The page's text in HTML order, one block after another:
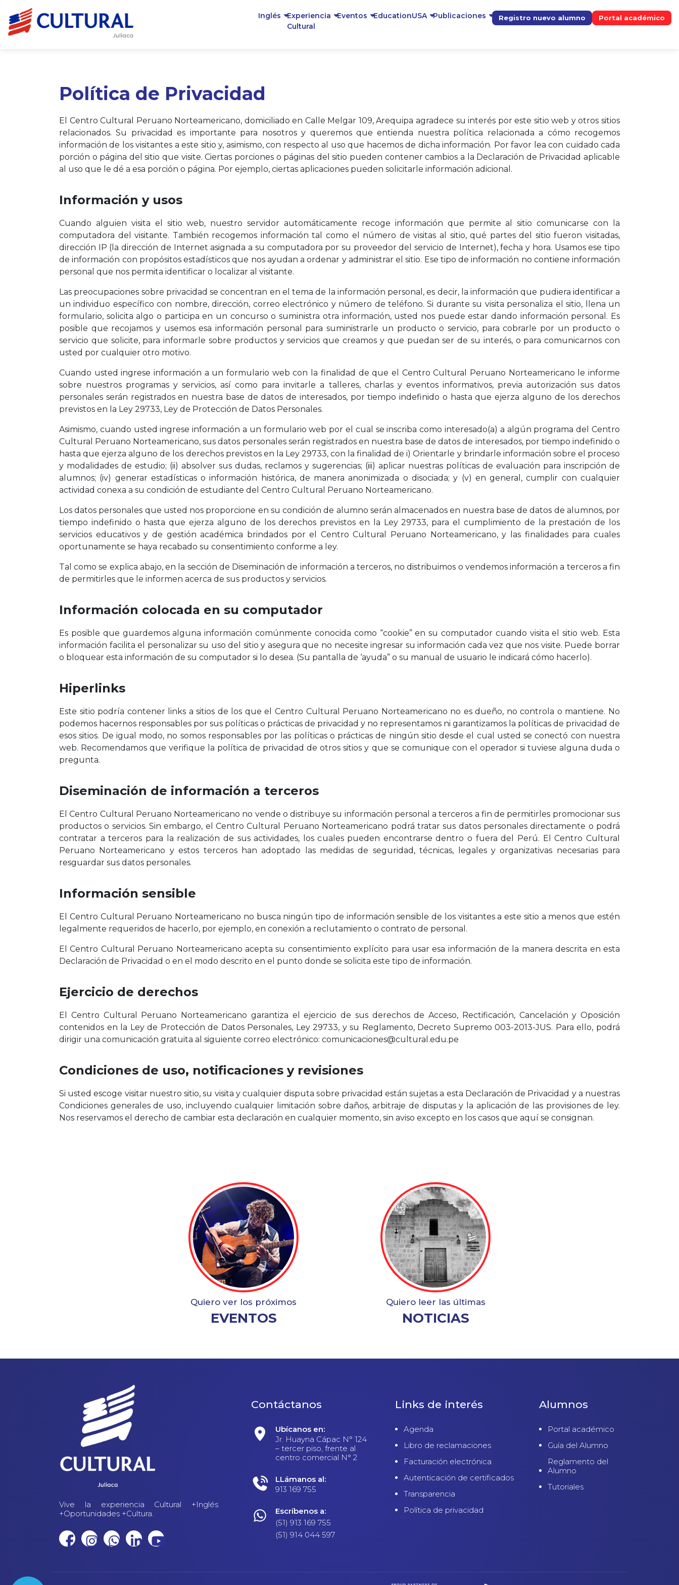
Inglés
Experiencia
Cultural
Eventos EducationUSA Publicaciones Registro nuevo alumno Portal académico
Política de Privacidad
El Centro Cultural Peruano Norteamericano, domiciliado en Calle Melgar 109, Arequipa agradece su interés por este sitio web y otros sitios
relacionados. Su privacidad es importante para nosotros y queremos que entienda nuestra política relacionada a cómo recogemos
información de los visitantes a este sitio y, asimismo, con respecto al uso que hacemos de dicha información. Por favor lea con cuidado cada
porción o página del sitio que visite. Ciertas porciones o páginas del sitio pueden contener cambios a la Declaración de Privacidad aplicable
al uso que le dé a esa porción o página. Por ejemplo, ciertas aplicaciones pueden solicitarle información adicional.
Información y usos
Cuando alguien visita el sitio web, nuestro servidor automáticamente recoge información que permite al sitio comunicarse con la
computadora del visitante. También recogemos información tal como el número de visitas al sitio, qué partes del sitio fueron visitadas,
dirección IP (la dirección de Internet asignada a su computadora por su proveedor del servicio de Internet), fecha y hora. Usamos ese tipo
de información con propósitos estadísticos que nos ayudan a ordenar y administrar el sitio. Ese tipo de información no contiene información
personal que nos permita identificar o localizar al visitante.
Las preocupaciones sobre privacidad se concentran en el tema de la información personal, es decir, la información que pudiera identificar a
un individuo específico con nombre, dirección, correo electrónico y número de teléfono. Si durante su visita personaliza el sitio, llena un
formulario, solicita algo o participa en un concurso o suministra otra información, usted nos puede estar dando información personal. Es
posible que recojamos y usemos esa información personal para suministrarle un producto o servicio, para cobrarle por un producto o
servicio que solicite, para informarle sobre productos y servicios que creamos y que puedan ser de su interés, o para comunicarnos con
usted por cualquier otro motivo.
Cuando usted ingrese información a un formulario web con la finalidad de que el Centro Cultural Peruano Norteamericano le informe
sobre nuestros programas y servicios, así como para invitarle a talleres, charlas y eventos informativos, previa autorización sus datos
personales serán registrados en nuestra base de datos de interesados, por tiempo indefinido o hasta que ejerza alguno de los derechos
previstos en la Ley 29733, Ley de Protección de Datos Personales.
Asimismo, cuando usted ingrese información a un formulario web por el cual se inscriba como interesado(a) a algún programa del Centro
Cultural Peruano Norteamericano, sus datos personales serán registrados en nuestra base de datos de interesados, por tiempo indefinido o
hasta que ejerza alguno de los derechos previstos en la Ley 29733, con la finalidad de i) Orientarle y brindarle información sobre el proceso
y modalidades de estudio; (ii) absolver sus dudas, reclamos y sugerencias; (iii) aplicar nuestras políticas de evaluación para inscripción de
alumnos; (iv) generar estadísticas o información histórica, de manera anonimizada o disociada; y (v) en general, cumplir con cualquier
actividad conexa a su condición de estudiante del Centro Cultural Peruano Norteamericano.
Los datos personales que usted nos proporcione en su condición de alumno serán almacenados en nuestra base de datos de alumnos, por
tiempo indefinido o hasta que ejerza alguno de los derechos previstos en la Ley 29733, para el cumplimiento de la prestación de los
servicios educativos y de gestión académica brindados por el Centro Cultural Peruano Norteamericano, y las finalidades para cuales
oportunamente se haya recabado su consentimiento conforme a ley.
Tal como se explica abajo, en la sección de Diseminación de información a terceros, no distribuimos o vendemos información a terceros a fin
de permitirles que le informen acerca de sus productos y servicios.
Información colocada en su computador
Es posible que guardemos alguna información comúnmente conocida como “cookie” en su computador cuando visita el sitio web. Esta
información facilita el personalizar su uso del sitio y asegura que no necesite ingresar su información cada vez que nos visite. Puede borrar
o bloquear esta información de su computador si lo desea. (Su pantalla de ‘ayuda” o su manual de usuario le indicará cómo hacerlo).
Hiperlinks
Este sitio podría contener links a sitios de los que el Centro Cultural Peruano Norteamericano no es dueño, no controla o mantiene. No
podemos hacernos responsables por sus políticas o prácticas de privacidad y no representamos ni garantizamos la políticas de privacidad de
esos sitios. De igual modo, no somos responsables por las políticas o prácticas de ningún sitio desde el cual usted se conectó con nuestra
web. Recomendamos que verifique la política de privacidad de otros sitios y que se comunique con el operador si tuviese alguna duda o
pregunta.
Diseminación de información a terceros
El Centro Cultural Peruano Norteamericano no vende o distribuye su información personal a terceros a fin de permitirles promocionar sus
productos o servicios. Sin embargo, el Centro Cultural Peruano Norteamericano podrá tratar sus datos personales directamente o podrá
contratar a terceros para la realización de sus actividades, los cuales pueden encontrarse dentro o fuera del Perú. El Centro Cultural
Peruano Norteamericano y estos terceros han adoptado las medidas de seguridad, técnicas, legales y organizativas necesarias para
resguardar sus datos personales.
Información sensible
El Centro Cultural Peruano Norteamericano no busca ningún tipo de información sensible de los visitantes a este sitio a menos que estén
legalmente requeridos de hacerlo, por ejemplo, en conexión a reclutamiento o contrato de personal.
El Centro Cultural Peruano Norteamericano acepta su consentimiento explícito para usar esa información de la manera descrita en esta
Declaración de Privacidad o en el modo descrito en el punto donde se solicita este tipo de información.
Ejercicio de derechos
El Centro Cultural Peruano Norteamericano garantiza el ejercicio de sus derechos de Acceso, Rectificación, Cancelación y Oposición
contenidos en la Ley de Protección de Datos Personales, Ley 29733, y su Reglamento, Decreto Supremo 003-2013-JUS. Para ello, podrá
dirigir una comunicación gratuita al siguiente correo electrónico: comunicaciones@cultural.edu.pe
Condiciones de uso, notificaciones y revisiones
Si usted escoge visitar nuestro sitio, su visita y cualquier disputa sobre privacidad están sujetas a esta Declaración de Privacidad y a nuestras
Condiciones generales de uso, incluyendo cualquier limitación sobre daños, arbitraje de disputas y la aplicación de las provisiones de ley.
Nos reservamos el derecho de cambiar esta declaración en cualquier momento, sin aviso excepto en los casos que aquí se consignan.
Quiero ver los próximos
EVENTOS
Quiero leer las últimas
NOTICIAS
Vive la experiencia Cultural +Inglés
+Oportunidades +Cultura.
Contáctanos
Ubícanos en:
Jr. Huayna Cápac N° 124
– tercer piso, frente al
centro comercial N° 2
LLámanos al:
913 169 755
Escríbenos a:
(51) 913 169 755
(51) 914 044 597
Links de interés
Agenda
Libro de reclamaciones
Facturación electrónica
Autenticación de certificados
Transparencia
Política de privacidad
Alumnos
Portal académico
Guía del Alumno
Reglamento del
Alumno
Tutoriales